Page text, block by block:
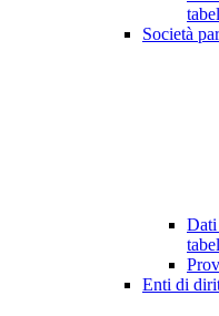
Società
Dati
Enti di